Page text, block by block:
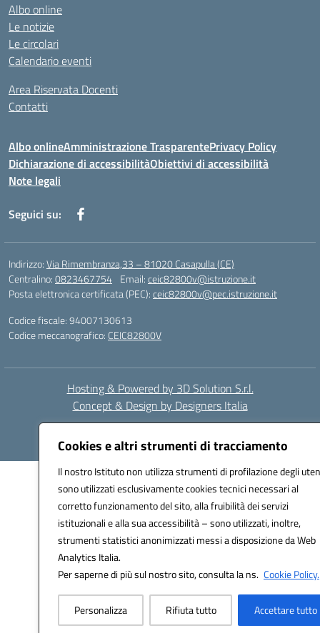
Cookies e altri strumenti di tracciamento
Il nostro Istituto non utilizza strumenti di profilazione degli
sono utilizzati esclusivamente cookies tecnici necessari al
corretto funzionamento del sito, alla fruibilità dei servizi
istituzionali e alla sua accessibilità – sono utilizzati, inoltre,
strumenti statistici anonimizzati messi a disposizione da Web
Analytics Italia.
Per saperne di più sul nostro sito, consulta la ns. Cookie Policy.
Personalizza Rifiuta tutto Accettare tutto
Albo online
Le notizie
Le circolari
Calendario eventi
Area Riservata Docenti
Contatti
Albo onlineAmministrazione TrasparentePrivacy Policy
Dichiarazione di accessibilitàObiettivi di accessibilità
Note legali
Seguici su:
Indirizzo:Via Rimembranza,33 – 81020 Casapulla (CE)
Centralino:0823467754 Email:ceic82800v@istruzione.it
Posta elettronica certificata (PEC):ceic82800v@pec.istruzione.it
Codice fiscale: 94007130613
Codice meccanografico: CEIC82800V
Hosting & Powered by 3D Solution S.r.l.
Concept & Design by Designers Italia